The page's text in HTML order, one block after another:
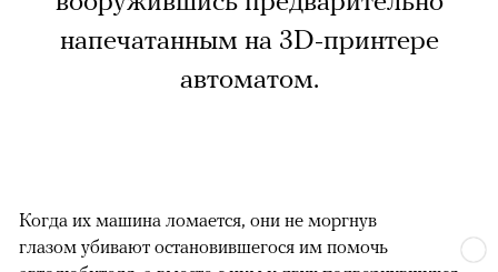
напечатанным на 3D-принтере
автоматом.
Когда их машина ломается, они не моргнув
глазом убивают остановившегося им помочь